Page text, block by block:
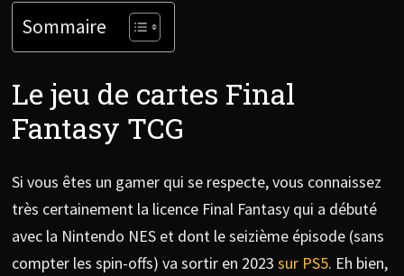
Sommaire
Le jeu de cartes Final
Fantasy TCG
Si vous êtes un gamer qui se respecte, vous connaissez
très certainement la licence Final Fantasy qui a débuté
avec la Nintendo NES et dont le seizième épisode (sans
compter les spin-offs) va sortir en 2023 sur PS5. Eh bien,